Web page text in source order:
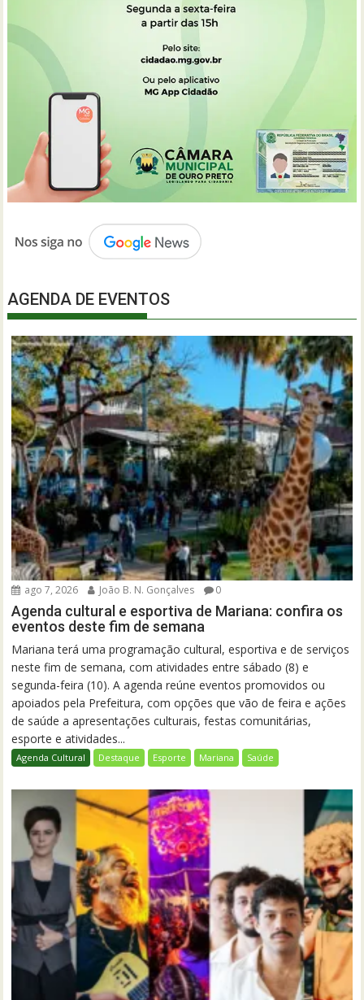
AGENDA DE EVENTOS
ago 7, 2026 João B. N. Gonçalves 0
Agenda cultural e esportiva de Mariana: confira os
eventos deste fim de semana
Mariana terá uma programação cultural, esportiva e de serviços
neste fim de semana, com atividades entre sábado (8) e
segunda-feira (10). A agenda reúne eventos promovidos ou
apoiados pela Prefeitura, com opções que vão de feira e ações
de saúde a apresentações culturais, festas comunitárias,
esporte e atividades...
Agenda Cultural Destaque Esporte Mariana Saúde